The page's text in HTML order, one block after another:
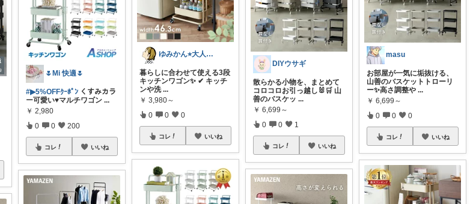
🌷Mi 快適🌷
#▶︎5%OFFｸｰﾎﾟﾝ くすみカラ
ー可愛い♥️マルチワゴン ...
￥ 2,980
0 0 200
コレ いいね
ゆみかん⭐︎大人の暮らし研究室
暮らしに合わせて使える3段
キッチンワゴン✨ ✔ キッチ
ンや洗 ...
￥ 3,980～
0 0 0
コレ いいね
DIYウサギ
散らかる小物を、まとめて
コロコロお引っ越し🐰🛒 山
善のバスケッ ...
￥ 6,699～
0 0 1
コレ いいね
masu
お部屋が一気に垢抜ける、
山善のバスケットトローリ
ー✨高さ調整や ...
￥ 6,699～
0 0 0
コレ いいね